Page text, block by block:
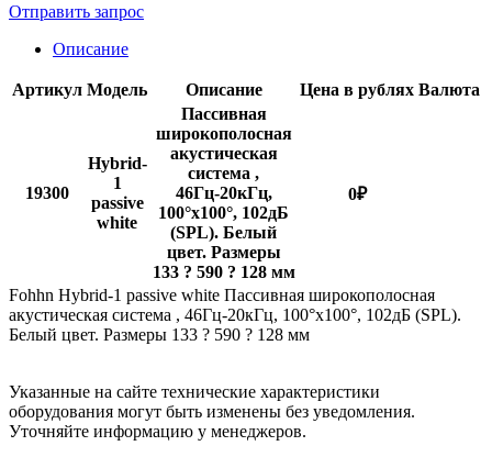
Отправить запрос
Описание
Артикул Модель Описание Цена в рублях Валюта
19300
Hybrid-
1
passive
white
Пассивная
широкополосная
акустическая
система ,
46Гц-20кГц,
100°х100°, 102дБ
(SPL). Белый
цвет. Размеры
133 ? 590 ? 128 мм
0₽
Fohhn Hybrid-1 passive white Пассивная широкополосная
акустическая система , 46Гц-20кГц, 100°х100°, 102дБ (SPL).
Белый цвет. Размеры 133 ? 590 ? 128 мм
Указанные на сайте технические характеристики
оборудования могут быть изменены без уведомления.
Уточняйте информацию у менеджеров.